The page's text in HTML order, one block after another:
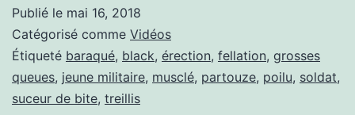
blacks
et
blancs
Publié le mai 16, 2018
Catégorisé comme Vidéos
Étiqueté baraqué, black, érection, fellation, grosses
queues, jeune militaire, musclé, partouze, poilu, soldat,
suceur de bite, treillis